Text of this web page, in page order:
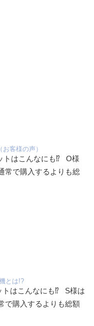
客様の声）
トはこんなにも⁉ O様
常で購入するよりも総
とは!?
トはこんなにも⁉ S様は
で購入するよりも総額